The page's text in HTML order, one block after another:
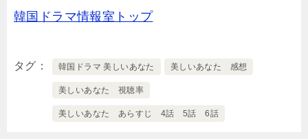
韓国ドラマ情報室トップ
タグ 韓国ドラマ 美しいあなた 美しいあなた 感想
美しいあなた 視聴率
美しいあなた あらすじ 4話 5話 6話